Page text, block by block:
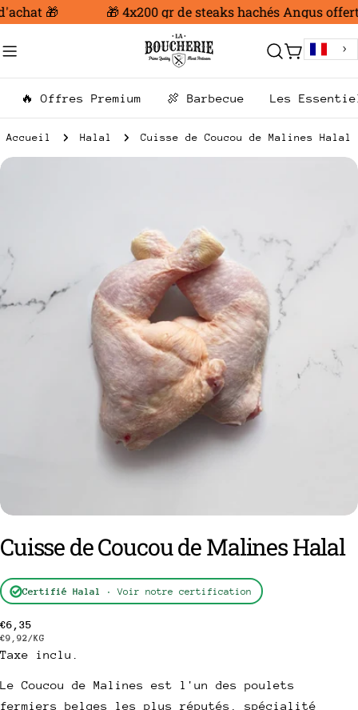
Aller
contenu
🎁 🎁 4x200 gr de steaks hachés Angus offert
Chariot
🔥 Offres Premium 🍖 Barbecue Les
Accueil Halal Cuisse de Coucou de Malines Halal
Passer
le
le média 0 en mode modal
Cuisse de Coucou de Malines Halal
Certifié Halal · Voir notre certification
Prix
habituel
€6,35
PRIX
UNITAIRE
€9,92/PAR
KG
Taxe inclu.
Le Coucou de Malines est l'un des poulets
fermiers belges les plus réputés, spécialité
Votre